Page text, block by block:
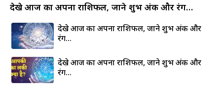
देखे आज का अपना राशिफल, जाने शुभ अंक और रंग…
देखे आज का अपना राशिफल, जाने शुभ अंक और
रंग…
देखे आज का अपना राशिफल, जाने शुभ अंक और
रंग…